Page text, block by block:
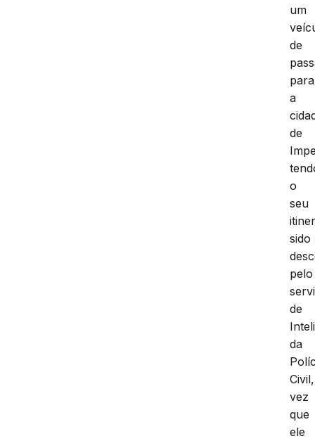
um
de
para
a
de
o
seu
sido
pelo
de
da
Civil,
vez
que
ele